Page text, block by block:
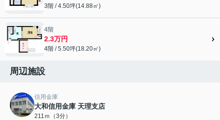
3階 / 4.50坪(14.88㎡)
4階
2.3万円
4階 / 5.50坪(18.20㎡)
周辺施設
信用金庫
大和信用金庫 天理支店
211ｍ（3分）